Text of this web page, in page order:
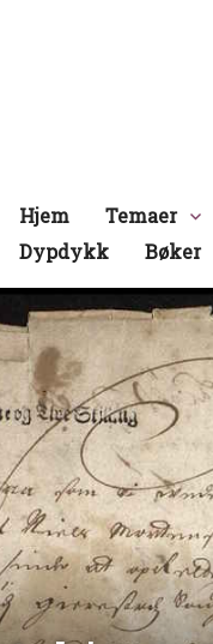
Hjem Temaer
Dypdykk
Bøker